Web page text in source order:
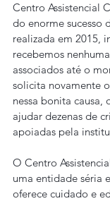
Centro Assistencial
do enorme sucesso
realizada em 2015,
recebemos
associados até o
solicita novamente
nessa bonita
ajudar dezenas de
apoiadas pela
O Centro
uma entidade séria
oferece cuidado e